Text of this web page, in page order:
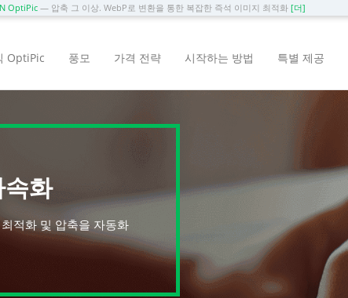
OptiPic— 압축 그 이상. WebP로 변환을 통한 복잡한 즉석 이미지 최적화 [더]
OptiPic 풍모 가격 전략 시작하는 방법 특별 제공
속화
적화 및 압축을 자동화